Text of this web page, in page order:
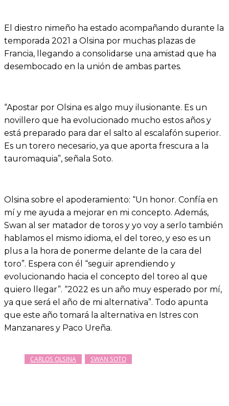
El diestro nimeño ha estado acompañando durante la
temporada 2021 a Olsina por muchas plazas de
Francia, llegando a consolidarse una amistad que ha
desembocado en la unión de ambas partes.
“Apostar por Olsina es algo muy ilusionante. Es un
novillero que ha evolucionado mucho estos años y
está preparado para dar el salto al escalafón superior.
Es un torero necesario, ya que aporta frescura a la
tauromaquia”, señala Soto.
Olsina sobre el apoderamiento: “Un honor. Confía en
mí y me ayuda a mejorar en mi concepto. Además,
Swan al ser matador de toros y yo voy a serlo también
hablamos el mismo idioma, el del toreo, y eso es un
plus a la hora de ponerme delante de la cara del
toro”. Espera con él “seguir aprendiendo y
evolucionando hacia el concepto del toreo al que
quiero llegar”. “2022 es un año muy esperado por mí,
ya que será el año de mi alternativa”. Todo apunta
que este año tomará la alternativa en Istres con
Manzanares y Paco Ureña.
CARLOS OLSINA SWAN SOTO